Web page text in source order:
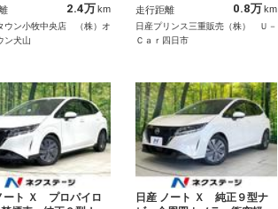
トキー プッシュスタ
オーテックメッキア
2.4万km
ウン小牧中央店 （株）オ
ン犬山
間違い衝突防止アシスト
走行距離 0.8万km
日産プリンス三重販売（株） Ｕ－
Ｃａｒ四日市
ート Ｘ プロパイロ
日産 ノート Ｘ 純正９型ナ